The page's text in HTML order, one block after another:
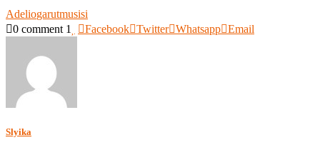
Adeliogarutmusisi
0 comment 1 Facebook Twitter Whatsapp Email
Slyika